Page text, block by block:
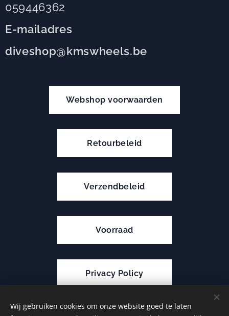
059446362
E-mailadres
diveshop@kmswheels.be
Webshop voorwaarden
Retourbeleid
Verzendbeleid
Voorraad
Privacy Policy
Wij gebruiken cookies om onze website goed te laten